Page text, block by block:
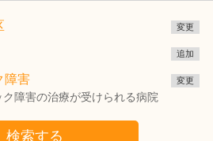
変更
追加
障害
ク障害の治療が受けられる病院
変更
検索する